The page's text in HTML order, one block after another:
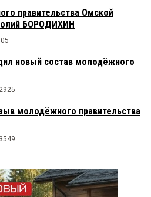
правительства Омской
БОРОДИХИН
новый состав молодёжного
2925
молодёжного правительства
3549